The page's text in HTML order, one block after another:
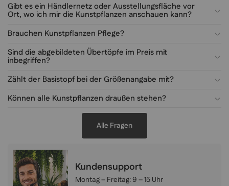
Gibt es ein Händlernetz oder Ausstellungsfläche vor
Ort, wo ich mir die Kunstpflanzen anschauen kann?
Brauchen Kunstpflanzen Pflege?
Sind die abgebildeten Übertöpfe im Preis mit
inbegriffen?
Zählt der Basistopf bei der Größenangabe mit?
Können alle Kunstpflanzen draußen stehen?
Alle Fragen
Kundensupport
Montag – Freitag: 9 – 15 Uhr